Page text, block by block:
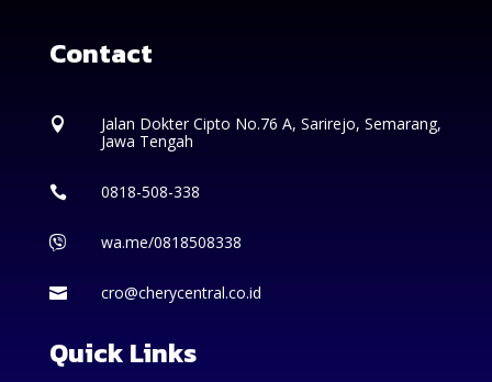
Contact

Jalan Dokter Cipto No.76 A, Sarirejo, Semarang,
Jawa Tengah
 0818-508-338
 wa.me/0818508338
 cro@cherycentral.co.id
Quick Links